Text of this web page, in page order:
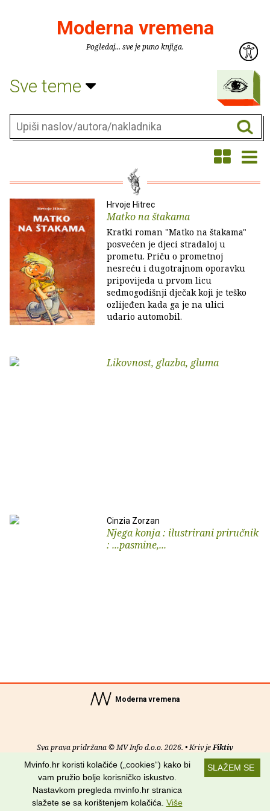
Moderna vremena
Pogledaj... sve je puno knjiga.
Sve teme
Hrvoje Hitrec
Matko na štakama
Kratki roman "Matko na štakama"
posvećen je djeci stradaloj u
prometu. Priču o prometnoj
nesreću i dugotrajnom oporavku
pripovijeda u prvom licu
sedmogodišnji dječak koji je teško
ozlijeđen kada ga je na ulici
udario automobil.
Likovnost, glazba, gluma
Cinzia Zorzan
Njega konja : ilustrirani priručnik
: ...pasmine,...
Moderna vremena
Sva prava pridržana © MV Info d.o.o. 2026. • Kriv jeFiktiv
Uvjeti korištenja RSS kanali
Potraži nas na:
SLAŽEM SE
Mvinfo.hr koristi kolačiće („cookies“) kako bi
vam pružio bolje korisničko iskustvo.
Nastavkom pregleda mvinfo.hr stranica
slažete se sa korištenjem kolačića. Više